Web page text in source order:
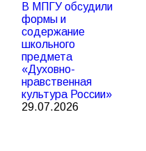
В МПГУ обсудили
формы и
содержание
школьного
предмета
«Духовно-
нравственная
культура России»
29.07.2026